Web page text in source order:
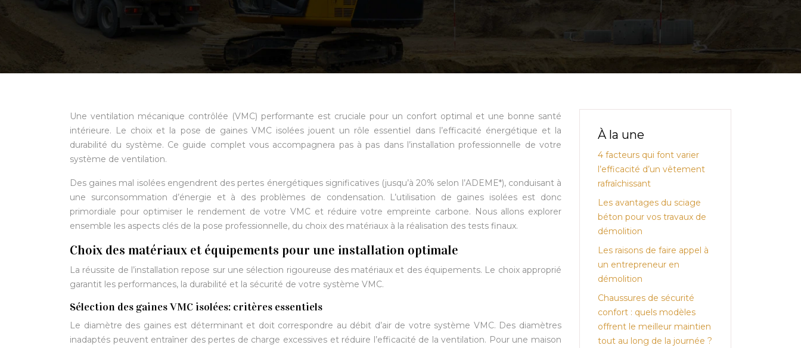
Une ventilation mécanique contrôlée (VMC) performante est cruciale pour un confort optimal et une bonne santé
intérieure. Le choix et la pose de gaines VMC isolées jouent un rôle essentiel dans l’efficacité énergétique et la
durabilité du système. Ce guide complet vous accompagnera pas à pas dans l’installation professionnelle de votre
système de ventilation.
Des gaines mal isolées engendrent des pertes énergétiques significatives (jusqu’à 20% selon l’ADEME*), conduisant à
une surconsommation d’énergie et à des problèmes de condensation. L’utilisation de gaines isolées est donc
primordiale pour optimiser le rendement de votre VMC et réduire votre empreinte carbone. Nous allons explorer
ensemble les aspects clés de la pose professionnelle, du choix des matériaux à la réalisation des tests finaux.
Choix des matériaux et équipements pour une installation optimale
La réussite de l’installation repose sur une sélection rigoureuse des matériaux et des équipements. Le choix approprié
garantit les performances, la durabilité et la sécurité de votre système VMC.
Sélection des gaines VMC isolées: critères essentiels
Le diamètre des gaines est déterminant et doit correspondre au débit d’air de votre système VMC. Des diamètres
inadaptés peuvent entraîner des pertes de charge excessives et réduire l’efficacité de la ventilation. Pour une maison
À la une
4 facteurs qui font varier
l’efficacité d’un vêtement
rafraîchissant
Les avantages du sciage
béton pour vos travaux de
démolition
Les raisons de faire appel à
un entrepreneur en
démolition
Chaussures de sécurité
confort : quels modèles
offrent le meilleur maintien
tout au long de la journée ?